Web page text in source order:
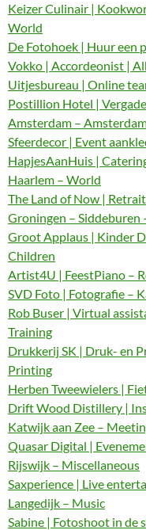
Keizer Culinair |
World
De Fotohoek | Huur een
Vokko | Accordeonist |
Uitjesbureau | Online
Postillion Hotel |
Amsterdam –
Sfeerdecor | Event
HapjesAanHuis |
Haarlem – World
The Land of Now |
Groningen – Siddeburen
Groot Applaus | Kinder
Children
Artist4U | FeestPiano –
SVD Foto | Fotografie –
Rob Buser | Virtual
Training
Drukkerij SK | Druk- en
Printing
Herben Tweewielers |
Drift Wood Distillery |
Katwijk aan Zee –
Quasar Digital |
Rijswijk – Miscellaneous
Saxperience | Live
Langedijk – Music
Sabine | Fotoshoot in de